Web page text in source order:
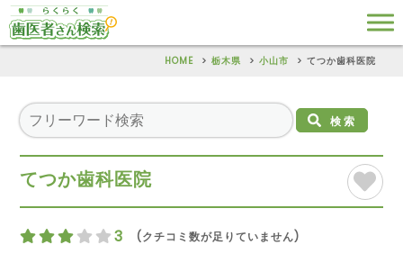
HOME 栃木県 小山市 てつか歯科医院
検索
てつか歯科医院
3 (クチコミ数が足りていません)